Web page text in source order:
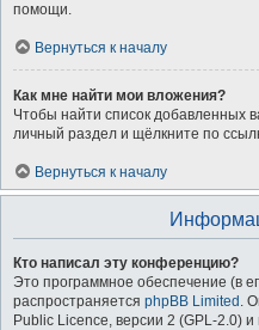
помощи.
Вернуться к началу
Как мне найти мои вложения?
Чтобы найти список добавленных
личный раздел и щёлкните по
Вернуться к началу
Кто написал эту конференцию?
Это программное обеспечение (в
распространяется phpBB Limited .
Public Licence, версии 2 (GPL-2.0)